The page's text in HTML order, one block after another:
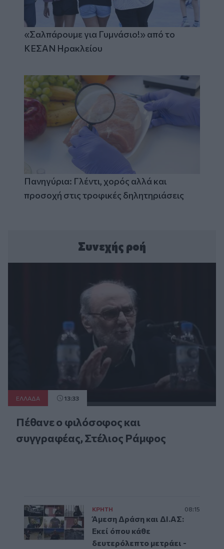
«Σαλπάρουμε για Γυμνάσιο!» από το
ΚΕΣΑΝ Ηρακλείου
Πανηγύρια: Γλέντι, χορός αλλά και
προσοχή στις τροφικές δηλητηριάσεις
Συνεχής ροή
ΕΛΛAΔΑ 13:33
Πέθανε ο φιλόσοφος και
συγγραφέας, Στέλιος Ράμφος
ΚΡΗΤΗ 08:15
Άμεση Δράση και ΔΙ.ΑΣ:
Εκεί όπου κάθε
δευτερόλεπτο μετράει -